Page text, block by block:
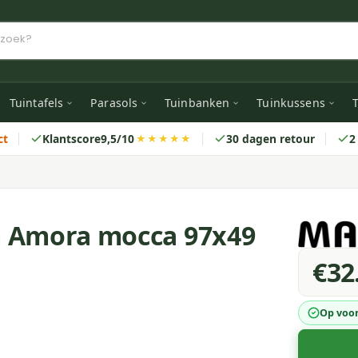
Tuintafels Parasols Tuinbanken Tuinkussens
Klantscore9,5/10★★★★★ 30 dagen retour
mocca 97x49
Op